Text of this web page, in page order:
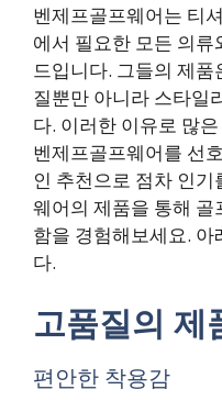
벤제프골프웨어는 티
에서 필요한 모든 의
드입니다. 그들의 제
질뿐만 아니라 스타일
다. 이러한 이유로 많
벤제프골프웨어를 선
인 추천으로 점차 인
웨어의 제품을 통해
함을 경험해보세요.
다.
고품질의 제
편안한 착용감